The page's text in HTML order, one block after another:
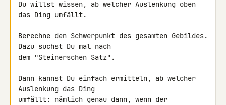
Du willst wissen, ab welcher Auslenkung oben
das Ding umfällt.
Berechne den Schwerpunkt des gesamten Gebildes.
Dazu suchst Du mal nach
dem "Steinerschen Satz".
Dann kannst Du einfach ermitteln, ab welcher
Auslenkung das Ding
umfällt: nämlich genau dann, wenn der